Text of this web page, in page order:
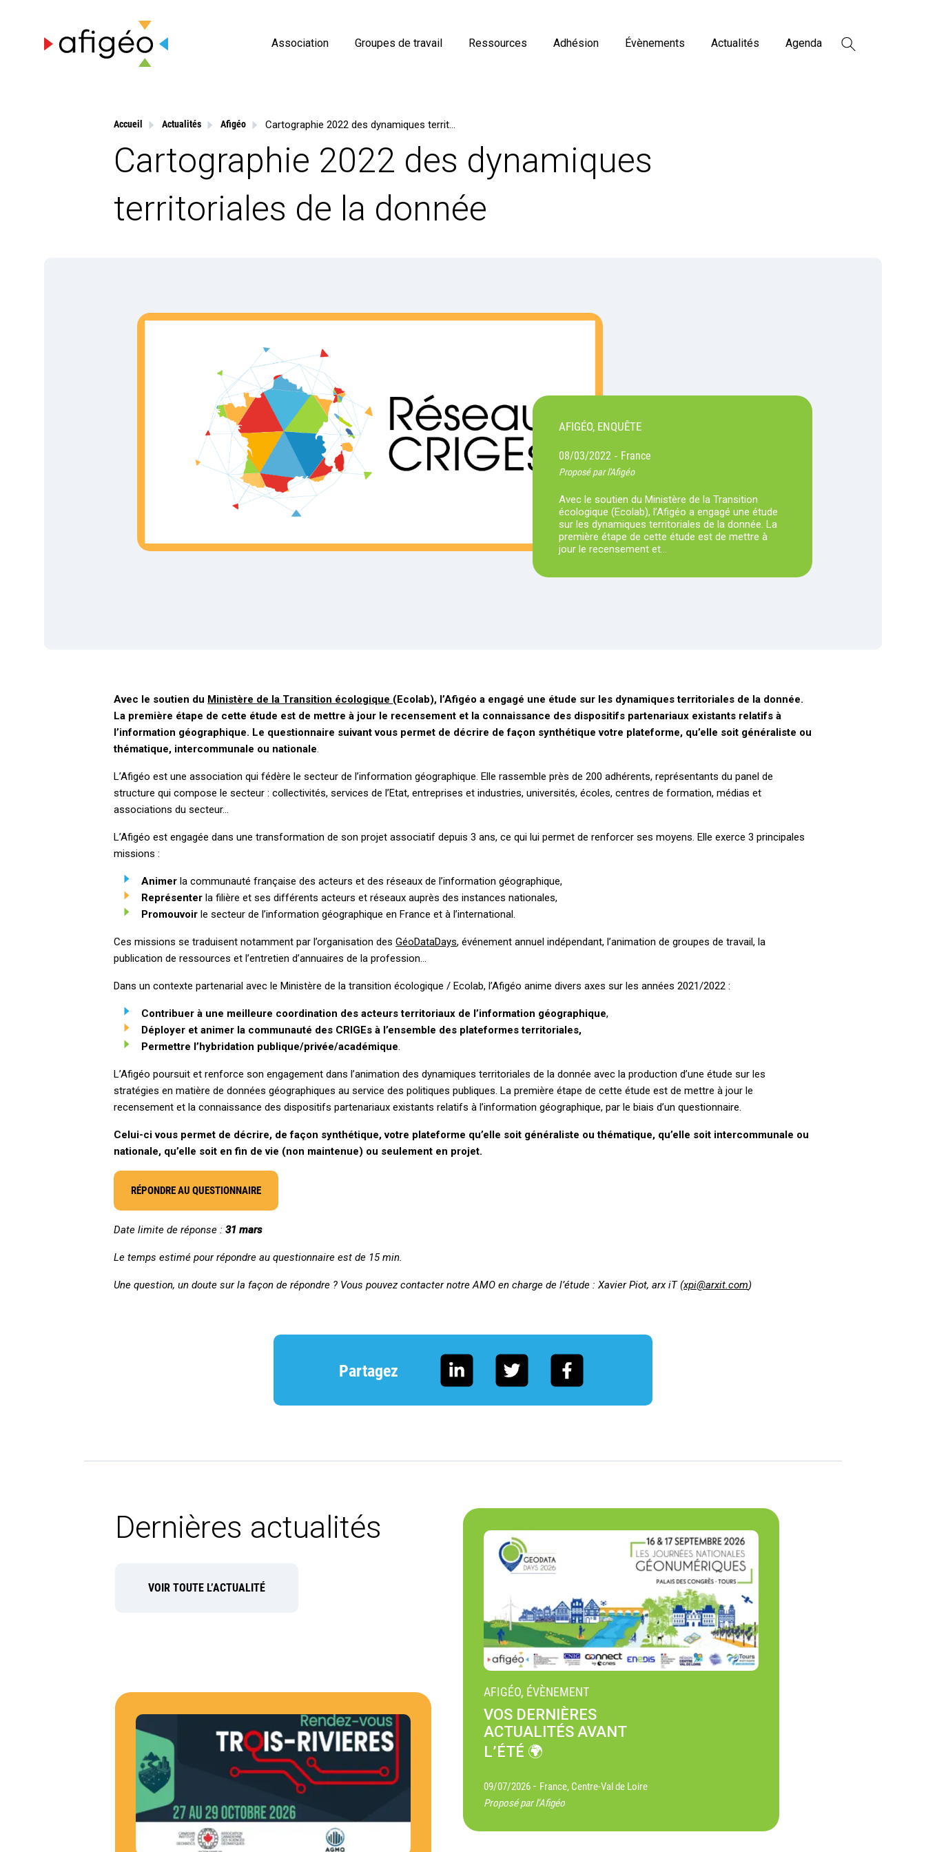
Association Groupes de travail Ressources Adhésion Évènements Actualités Agenda
Accueil Actualités Afigéo
Cartographie 2022 des dynamiques
territoriales de la donnée
AFIGÉO, ENQUÊTE
08/03/2022 - France
Proposé par l'Afigéo
Avec le soutien du Ministère de la Transition
écologique (Ecolab), l’Afigéo a engagé une étude
sur les dynamiques territoriales de la donnée. La
première étape de cette étude est de mettre à
jour le recensement et…
Avec le soutien du Ministère de la Transition écologique (Ecolab), l’Afigéo a engagé une étude sur les dynamiques territoriales de la donnée.
La première étape de cette étude est de mettre à jour le recensement et la connaissance des dispositifs partenariaux existants relatifs à
l’information géographique. Le questionnaire suivant vous permet de décrire de façon synthétique votre plateforme, qu’elle soit généraliste ou
thématique, intercommunale ou nationale
L’Afigéo est une association qui fédère le secteur de l’information géographique. Elle rassemble près de 200 adhérents, représentants du panel de
structure qui compose le secteur : collectivités, services de l’Etat, entreprises et industries, universités, écoles, centres de formation, médias et
associations du secteur…
L’Afigéo est engagée dans une transformation de son projet associatif depuis 3 ans, ce qui lui permet de renforcer ses moyens. Elle exerce 3 principales
missions :
Animerla communauté française des acteurs et des réseaux de l’information géographique,
Représenterla filière et ses différents acteurs et réseaux auprès des instances nationales,
Promouvoirle secteur de l’information géographique en France et à l’international.
Ces missions se traduisent notamment par l’organisation desGéoDataDays, événement annuel indépendant, l’animation de groupes de travail, la
publication de ressources et l’entretien d’annuaires de la profession…
Dans un contexte partenarial avec le Ministère de la transition écologique / Ecolab, l’Afigéo anime divers axes sur les années 2021/2022 :
Contribuer à une meilleure coordination des acteurs territoriaux de l’information géographique,
Déployer et animer la communauté des CRIGEs à l’ensemble des plateformes territoriales,
Permettre l’hybridation publique/privée/académique
L’Afigéo poursuit et renforce son engagement dans l’animation des dynamiques territoriales de la donnée avec la production d’une étude sur les
stratégies en matière de données géographiques au service des politiques publiques. La première étape de cette étude est de mettre à jour le
recensement et la connaissance des dispositifs partenariaux existants relatifs à l’information géographique, par le biais d’un questionnaire.
Celui-ci vous permet de décrire, de façon synthétique, votre plateforme qu’elle soit généraliste ou thématique, qu’elle soit intercommunale ou
nationale, qu’elle soit en fin de vie (non maintenue) ou seulement en projet.
RÉPONDRE AU QUESTIONNAIRE
Date limite de réponse :31 mars
Le temps estimé pour répondre au questionnaire est de 15 min.
Une question, un doute sur la façon de répondre ? Vous pouvez contacter notre AMO en charge de l’étude : Xavier Piot, arx iT (xpi@arxit.com)
Partagez
Dernières actualités
AFIGÉO, ÉVÈNEMENT
VOS DERNIÈRES
ACTUALITÉS AVANT
L’ÉTÉ 🌍
09/07/2026 - France, Centre-Val de Loire
Proposé par l'Afigéo
VOIR TOUTE L’ACTUALITÉ